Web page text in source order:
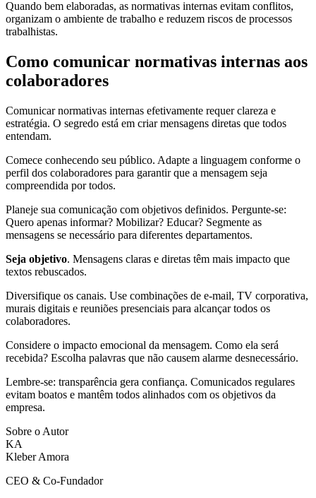
Quando bem elaboradas, as normativas internas evitam conflitos,
organizam o ambiente de trabalho e reduzem riscos de processos
trabalhistas.
Como comunicar normativas internas aos
colaboradores
Comunicar normativas internas efetivamente requer clareza e
estratégia. O segredo está em criar mensagens diretas que todos
entendam.
Comece conhecendo seu público. Adapte a linguagem conforme o
perfil dos colaboradores para garantir que a mensagem seja
compreendida por todos.
Planeje sua comunicação com objetivos definidos. Pergunte-se:
Quero apenas informar? Mobilizar? Educar? Segmente as
mensagens se necessário para diferentes departamentos.
Seja objetivo. Mensagens claras e diretas têm mais impacto que
textos rebuscados.
Diversifique os canais. Use combinações de e-mail, TV corporativa,
murais digitais e reuniões presenciais para alcançar todos os
colaboradores.
Considere o impacto emocional da mensagem. Como ela será
recebida? Escolha palavras que não causem alarme desnecessário.
Lembre-se: transparência gera confiança. Comunicados regulares
evitam boatos e mantêm todos alinhados com os objetivos da
empresa.
Sobre o Autor
KA
Kleber Amora
CEO & Co-Fundador